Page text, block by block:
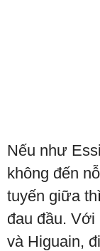
Nếu như
không đến
tuyến giữa
đau đầu.
và Higuain,